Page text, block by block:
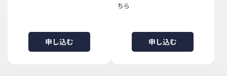
申し込む
ちら
申し込む